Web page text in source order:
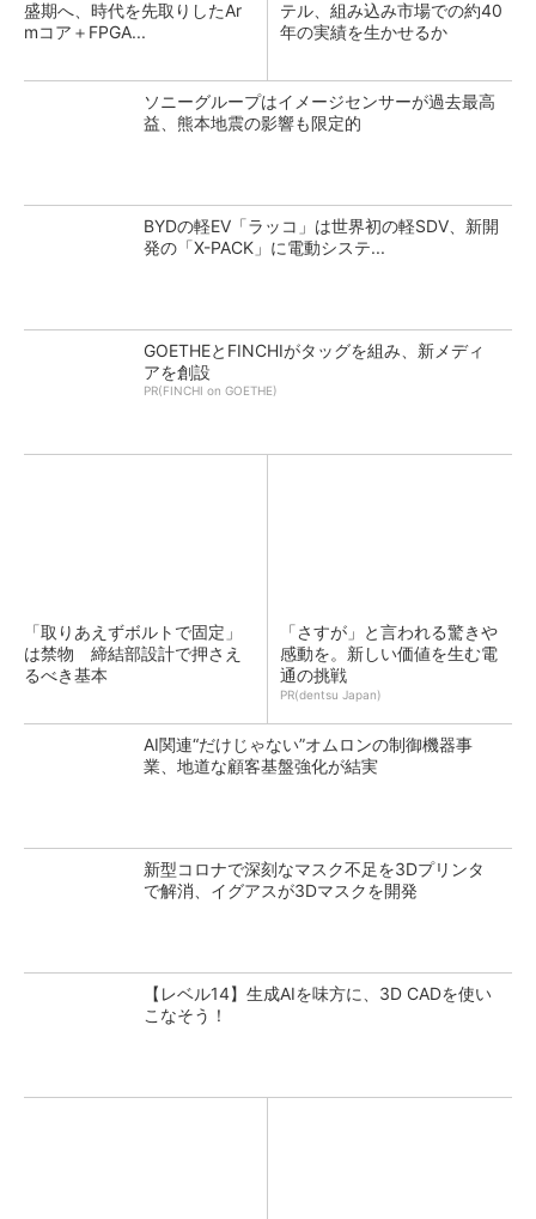
盛期へ、時代を先取りしたAr
mコア＋FPGA...
テル、組み込み市場での約40
年の実績を生かせるか
ソニーグループはイメージセンサーが過去最高
益、熊本地震の影響も限定的
BYDの軽EV「ラッコ」は世界初の軽SDV、新開
発の「X-PACK」に電動システ...
GOETHEとFINCHIがタッグを組み、新メディ
アを創設
PR(FINCHI on GOETHE)
「取りあえずボルトで固定」
は禁物 締結部設計で押さえ
るべき基本
「さすが」と言われる驚きや
感動を。新しい価値を生む電
通の挑戦
PR(dentsu Japan)
AI関連“だけじゃない”オムロンの制御機器事
業、地道な顧客基盤強化が結実
新型コロナで深刻なマスク不足を3Dプリンタ
で解消、イグアスが3Dマスクを開発
【レベル14】生成AIを味方に、3D CADを使い
こなそう！